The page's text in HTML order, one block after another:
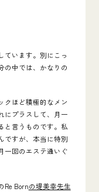
ています。別にこっ
の中では、かなりの
クほど積極的なメン
にプラスして、月一
と言うものです。私
ですが、本当に特別
一回のエステ通いぐ
Re Bornの堤美幸先生